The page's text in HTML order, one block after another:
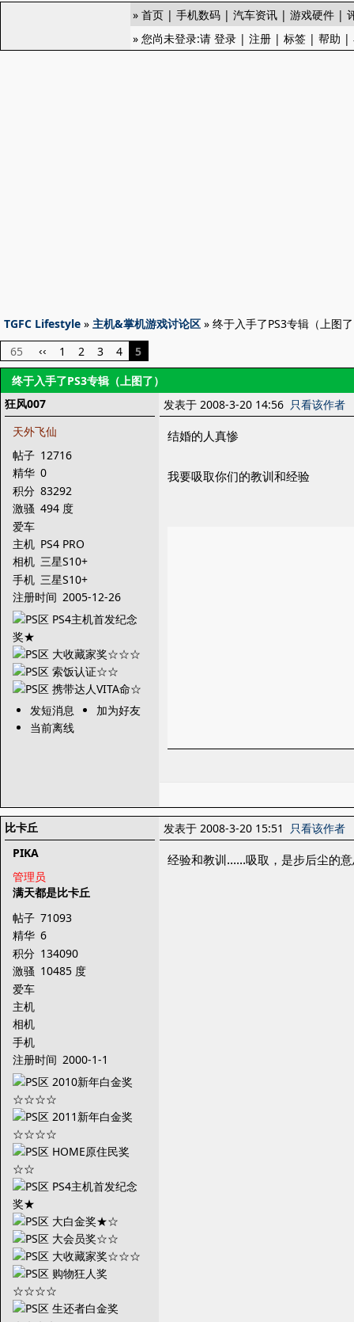
» 首页 | 手机数码 | 汽车资讯 | 游戏硬件 |
» 您尚未登录:请 登录 | 注册 | 标签 | 帮助 |
TGFC Lifestyle » 主机&掌机游戏讨论区 » 终于入手了PS3专辑（上图
65
‹‹ 1 2 3 4
5
终于入手了PS3专辑（上图了）
狂风007
天外飞仙
帖子 12716
精华 0
积分 83292
激骚 494 度
爱车
主机 PS4 PRO
相机 三星S10+
手机 三星S10+
注册时间 2005-12-26
发短消息
加为好友
当前离线
发表于 2008-3-20 14:56 只看该作者
结婚的人真惨
我要吸取你们的教训和经验
比卡丘
PIKA
管理员
满天都是比卡丘
帖子 71093
精华 6
积分 134090
激骚 10485 度
爱车
主机
相机
手机
注册时间 2000-1-1
发表于 2008-3-20 15:51 只看该作者
经验和教训……吸取，是步后尘的